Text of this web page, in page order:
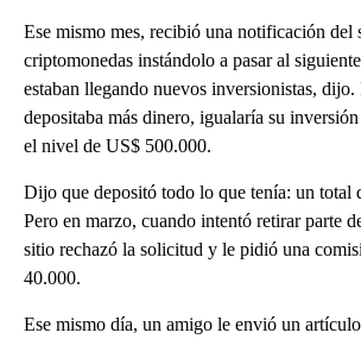
Ese mismo mes, recibió una notificación del
criptomonedas instándolo a pasar al
estaban llegando nuevos inversionistas,
depositaba más dinero, igualaría su
el nivel de US$ 500.000.
Dijo que depositó todo lo que tenía: un total
Pero en marzo, cuando intentó retirar parte
sitio rechazó la solicitud y le pidió una
40.000.
Ese mismo día, un amigo le envió un